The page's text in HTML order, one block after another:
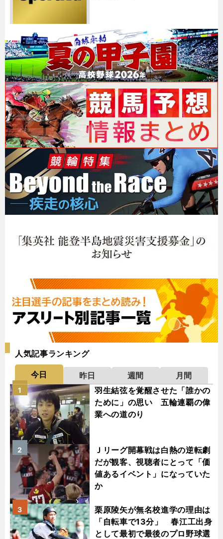
人気記事ランキング
今日 昨日 週間
月間
羽生結弦を覚醒させた「誰かの
ために」の思い 五輪連覇の偉
業への道のり
1
Ｊリーグ開幕戦は白熱の逆転劇
だが観客、視聴者にとって「価
値あるイベント」になっていた
か
2
栗原陵矢が無名校進学の理由は
「自転車で13分」 春江工出身
として最初で最後のプロ野球選
3